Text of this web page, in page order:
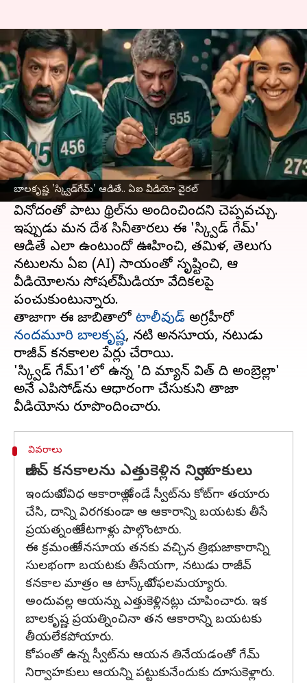
బాలకృష్ణ 'స్క్విడ్‌గేమ్‌' ఆడితే.. ఏఐ వీడియో వైర‌ల్
Balakrishna: బాలకృష్ణ 'స్క్విడ్‌గేమ్‌'
ఆడితే.. ఏఐ వీడియో వైర‌ల్
వ్రాసిన వారు Sirish Praharaju Jul 17, 2025 05:20 pm
ఈ వార్తాకథనం ఏంటి
ప్రపంచవ్యాప్తంగా ఓటీటీ ప్రేక్షకులను మెస్మరైజ్‌ చేసిన
వెబ్‌సిరీస్‌ 'స్క్విడ్‌ గేమ్‌' (Squid Game). మూడు
భాగాలుగా ప్రేక్షకుల ముందుకు వచ్చిన ఈ సిరీస్‌
వినోదంతో పాటు థ్రిల్‌ను అందించిందని చెప్పవచ్చు.
ఇప్పుడు మన దేశ సినీతారలు ఈ 'స్క్విడ్‌ గేమ్‌'
ఆడితే ఎలా ఉంటుందో ఊహించి, తమిళ, తెలుగు
నటులను ఏఐ (AI) సాయంతో సృష్టించి, ఆ
వీడియోలను సోషల్‌మీడియా వేదికలపై
పంచుకుంటున్నారు.
తాజాగా ఈ జాబితాలో టాలీవుడ్‌ అగ్రహీరో
నందమూరి బాలకృష్ణ, నటి అనసూయ, నటుడు
రాజీవ్‌ కనకాలల పేర్లు చేరాయి.
'స్క్విడ్‌ గేమ్‌1'లో ఉన్న 'ది మ్యాన్‌ విత్‌ ది అంబ్రెల్లా'
అనే ఎపిసోడ్‌ను ఆధారంగా చేసుకుని తాజా
వివరాలు
రాజీవ్ కనకాలను ఎత్తుకెళ్లిన నిర్వాహకులు
ఇందులో వివిధ ఆకారాల్లో ఉండే స్వీట్‌ను కోట్‌గా తయారు
చేసి, దాన్ని విరగకుండా ఆ ఆకారాన్ని బయటకు తీసే
ప్రయత్నంలో ఆటగాళ్లు పాల్గొంటారు.
ఈ క్రమంలో అనసూయ తనకు వచ్చిన త్రిభుజాకారాన్ని
సులభంగా బయటకు తీసేయగా, నటుడు రాజీవ్‌
కనకాల మాత్రం ఆ టాస్క్‌లో విఫలమయ్యారు.
అందువల్ల ఆయన్ను ఎత్తుకెళ్లినట్లు చూపించారు. ఇక
బాలకృష్ణ ప్రయత్నించినా తన ఆకారాన్ని బయటకు
తీయలేకపోయారు.
కోపంతో ఉన్న స్వీట్‌ను ఆయన తినేయడంతో గేమ్‌
నిర్వాహకులు ఆయన్ని పట్టుకునేందుకు దూసుకెళ్లారు.